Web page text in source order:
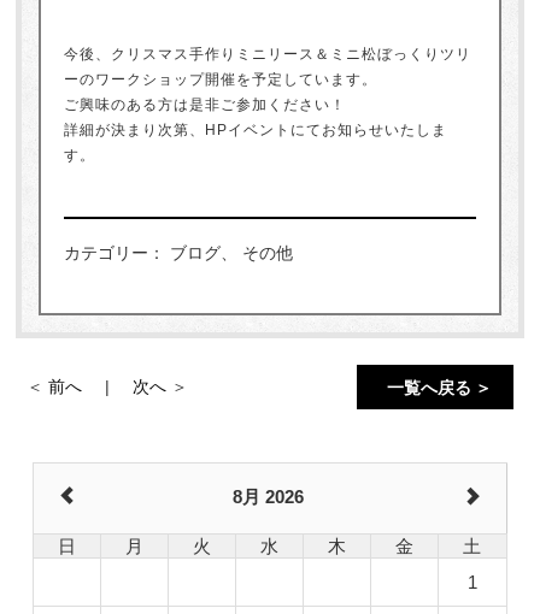
今後、クリスマス手作りミニリース＆ミニ松ぼっくりツリ
ーのワークショップ開催を予定しています。
ご興味のある方は是非ご参加ください！
詳細が決まり次第、HPイベントにてお知らせいたしま
す。
カテゴリー： ブログ、 その他
前へ 次へ 一覧へ戻る ＞
8月 2026
日 月 火 水 木 金
土
1